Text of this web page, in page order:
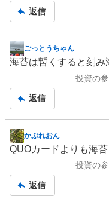
返信
掲
示
事
ごっとうちゃん
海苔は暫くすると刻み
投資の
返信
掲
示
事
かぶれおん
QUOカードよりも海苔
投資の
返信